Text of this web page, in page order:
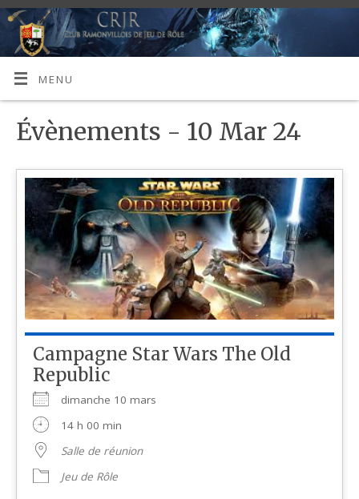
MENU
Évènements - 10 Mar 24
Campagne Star Wars The Old
Republic
dimanche 10 mars
14 h 00 min
Salle de réunion
Jeu de Rôle